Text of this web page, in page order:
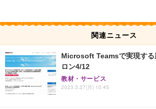
関連ニュース
Microsoft Teamsで実現す
ロン4/12
教材・サービス
2023.3.27(月) 10:45